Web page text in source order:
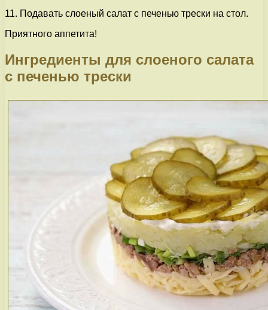
11. Подавать слоеный салат с печенью трески на стол.
Приятного аппетита!
Ингредиенты для слоеного салата
с печенью трески